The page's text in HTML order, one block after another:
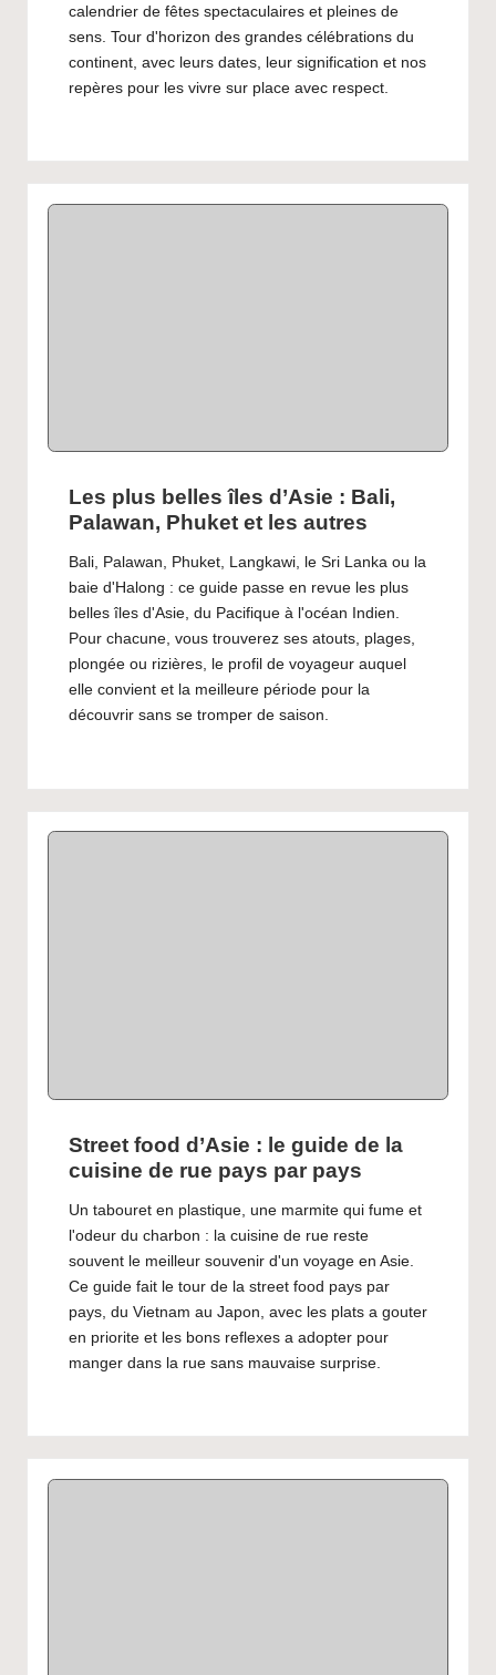
calendrier de fêtes spectaculaires et pleines de
sens. Tour d'horizon des grandes célébrations du
continent, avec leurs dates, leur signification et nos
repères pour les vivre sur place avec respect.
Les plus belles îles d’Asie : Bali,
Palawan, Phuket et les autres
Bali, Palawan, Phuket, Langkawi, le Sri Lanka ou la
baie d'Halong : ce guide passe en revue les plus
belles îles d'Asie, du Pacifique à l'océan Indien.
Pour chacune, vous trouverez ses atouts, plages,
plongée ou rizières, le profil de voyageur auquel
elle convient et la meilleure période pour la
découvrir sans se tromper de saison.
Street food d’Asie : le guide de la
cuisine de rue pays par pays
Un tabouret en plastique, une marmite qui fume et
l'odeur du charbon : la cuisine de rue reste
souvent le meilleur souvenir d'un voyage en Asie.
Ce guide fait le tour de la street food pays par
pays, du Vietnam au Japon, avec les plats a gouter
en priorite et les bons reflexes a adopter pour
manger dans la rue sans mauvaise surprise.